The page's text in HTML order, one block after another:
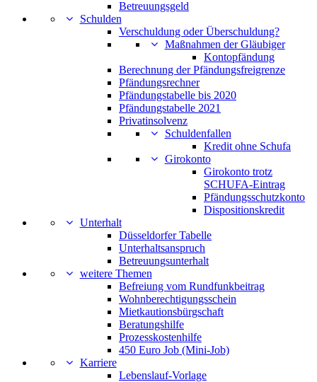
Betreuungsgeld
Schulden
Verschuldung oder Überschuldung?
Maßnahmen der Gläubiger
Kontopfändung
Berechnung der Pfändungsfreigrenze
Pfändungsrechner
Pfändungstabelle bis 2020
Pfändungstabelle 2021
Privatinsolvenz
Schuldenfallen
Kredit ohne Schufa
Girokonto
Girokonto trotz
SCHUFA-Eintrag
Pfändungsschutzkonto
Dispositionskredit
Unterhalt
Düsseldorfer Tabelle
Unterhaltsanspruch
Betreuungsunterhalt
weitere Themen
Befreiung vom Rundfunkbeitrag
Wohnberechtigungsschein
Mietkautionsbürgschaft
Beratungshilfe
Prozesskostenhilfe
450 Euro Job (Mini-Job)
Karriere
Lebenslauf-Vorlage